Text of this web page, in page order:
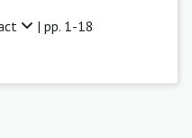
| pp. 1-18